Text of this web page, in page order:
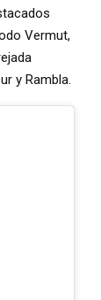
Vermut,
y Rambla.